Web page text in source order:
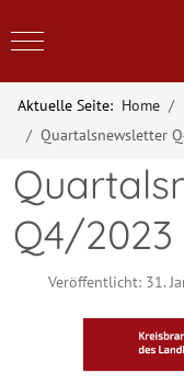
Mobile Menu Toggle
Aktuelle Seite: Home
Quartalsnewsletter
Q4/2023
Veröffentlicht: 31.